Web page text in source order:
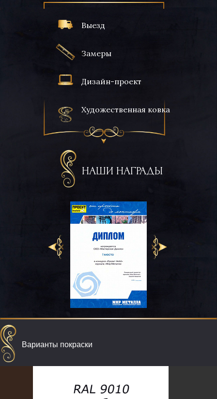
Выезд
Замеры
Дизайн-проект
Художественная ковка
НАШИ НАГРАДЫ
Варианты покраски